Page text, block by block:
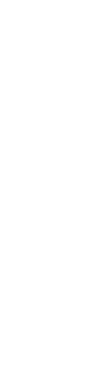
SOURCE DE LA VIE |
le cœur |